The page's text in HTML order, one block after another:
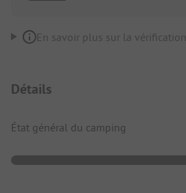
En savoir plus sur la vérification
Détails
État général du camping